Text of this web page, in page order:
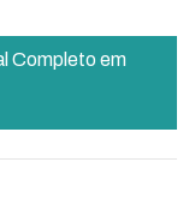
Completo em